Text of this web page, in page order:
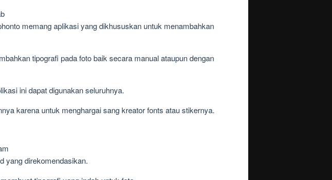
memang aplikasi yang dikhususkan untuk menambahkan
tipografi pada foto baik secara manual ataupun dengan
ini dapat digunakan seluruhnya.
karena untuk menghargai sang kreator fonts atau stikernya.
yang direkomendasikan.